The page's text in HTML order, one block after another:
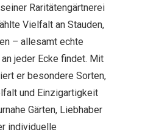
Raritätengärtnerei
Vielfalt an Stauden,
– allesamt echte
jeder Ecke findet. Mit
er besondere Sorten,
und Einzigartigkeit
Gärten, Liebhaber
individuelle